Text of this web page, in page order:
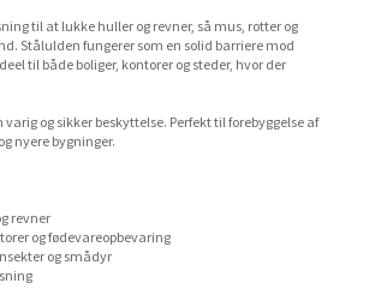
til at lukke huller og revner, så mus, rotter og
Stålulden fungerer som en solid barriere mod
til både boliger, kontorer og steder, hvor der
og sikker beskyttelse. Perfekt til forebyggelse af
nyere bygninger.
revner
og fødevareopbevaring
og smådyr